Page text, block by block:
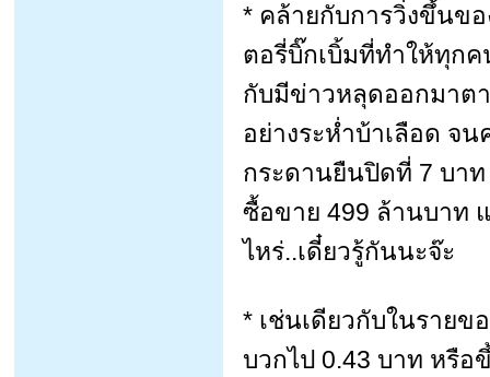
* คล้ายกับการวิ่งขึ้นข
ตอรี่บิ๊กเบิ้มที่ทำให้ทุก
กับมีข่าวหลุดออกมาต
อย่างระห่ำบ้าเลือด จ
กระดานยืนปิดที่ 7 บา
ซื้อขาย 499 ล้านบาท
ไหร่..เดี๋ยวรู้กันนะจ๊ะ
* เช่นเดียวกับในราย
บวกไป 0.43 บาท หรื